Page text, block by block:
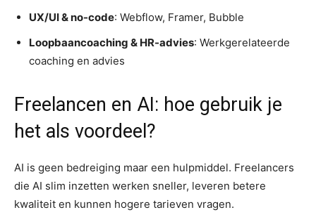
UX/UI & no-code: Webflow, Framer, Bubble
Loopbaancoaching & HR-advies: Werkgerelateerde
coaching en advies
Freelancen en AI: hoe gebruik je
het als voordeel?
AI is geen bedreiging maar een hulpmiddel. Freelancers
die AI slim inzetten werken sneller, leveren betere
kwaliteit en kunnen hogere tarieven vragen.